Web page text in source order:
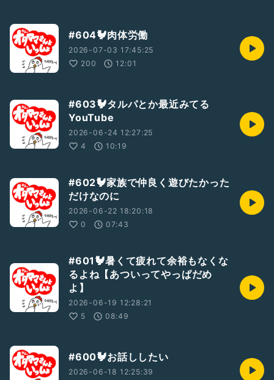
#604🐓肉体労働
2026-07-03 17:45:25
200
12:01
#603🐓タルパとか最近みてる
YouTube
2026-06-24 12:27:25
4
10:19
#602🐓家族で仲良く遊びたかった
だけなのに
2026-06-22 18:20:18
0
07:43
#601🐓暑くて疲れて余裕もなくな
るよね【あついってやっぱだめ
よ】
2026-06-19 12:28:21
5
08:49
#600🐓お話ししたい
2026-06-18 12:25:39